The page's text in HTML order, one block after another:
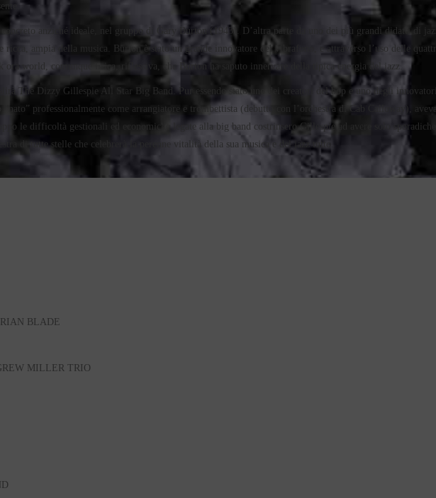
anziché ideale, nel gruppo di Gary Burton (1943). D’altra parte da uno dei più grandi didatti di
ricca, ampia della musica. Burton è stato un grande innovatore del vibrafono, e attraverso l’uso delle
ora world, comunque lirica, riflessiva, che Burton ha saputo innervare della tipica energia del jazz.
The Dizzy Gillespie All Star Big Band. Pur essendo stato uno dei creatori del bop e uno degli
“nato” professionalmente come arrangiatore e trombettista (debuttò con l’orchestra di Cab Calloway),
le difficoltà gestionali ed economiche legate alla big band costrinsero Gillespie ad avere solo
di tutte stelle che celebrerà la perenne vitalità della sua musica e del jazz tutto.
BLADE
MILLER TRIO